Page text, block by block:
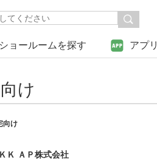
ショールームを探す アプリ
け
向け
Ｋ ＡＰ株式会社